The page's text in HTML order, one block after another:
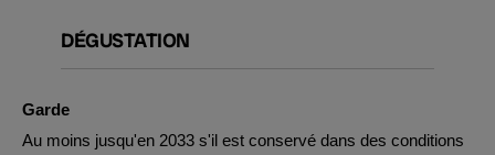
DÉGUSTATION
Garde
Au moins jusqu'en 2033 s'il est conservé dans des conditions